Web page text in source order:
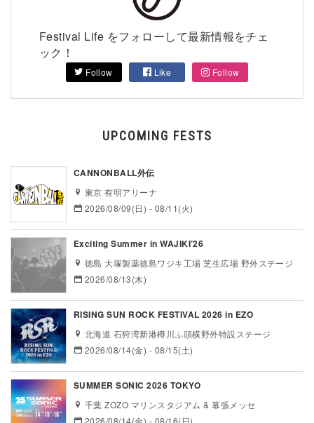
Festival Life をフォローして最新情報をチェ
ック！
Follow Like Follow
UPCOMING FESTS
CANNONBALL外伝
東京 有明アリーナ
2026/08/09(日) - 08/11(火)
Exciting Summer in WAJIKI’26
徳島 大塚製薬徳島ワジキ工場 芝生広場 野外ステージ
2026/08/13(木)
RISING SUN ROCK FESTIVAL 2026 in EZO
北海道 石狩湾新港樽川ふ頭横野外特設ステージ
2026/08/14(金) - 08/15(土)
SUMMER SONIC 2026 TOKYO
千葉 ZOZO マリンスタジアム & 幕張メッセ
2026/08/14(金) - 08/16(日)